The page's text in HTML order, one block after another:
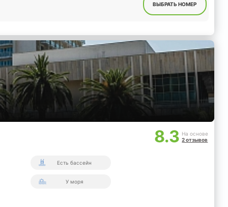
ВЫБРАТЬ НОМЕР
8.3 На основе
2 отзывов
Есть бассейн
У моря